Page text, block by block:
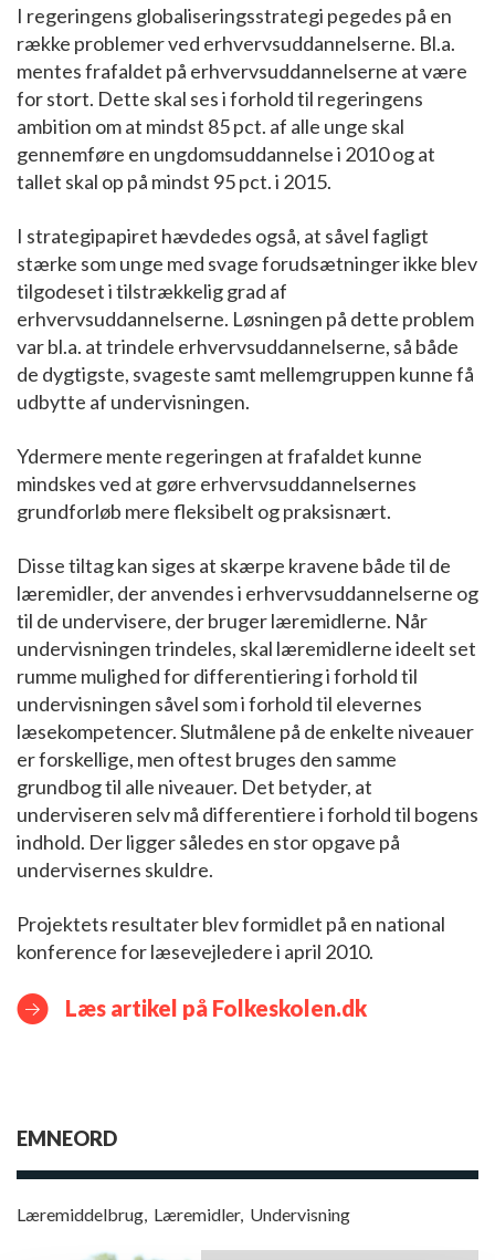
I regeringens globaliseringsstrategi pegedes på en
række problemer ved erhvervsuddannelserne. Bl.a.
mentes frafaldet på erhvervsuddannelserne at være
for stort. Dette skal ses i forhold til regeringens
ambition om at mindst 85 pct. af alle unge skal
gennemføre en ungdomsuddannelse i 2010 og at
tallet skal op på mindst 95 pct. i 2015.
I strategipapiret hævdedes også, at såvel fagligt
stærke som unge med svage forudsætninger ikke blev
tilgodeset i tilstrækkelig grad af
erhvervsuddannelserne. Løsningen på dette problem
var bl.a. at trindele erhvervsuddannelserne, så både
de dygtigste, svageste samt mellemgruppen kunne få
udbytte af undervisningen.
Ydermere mente regeringen at frafaldet kunne
mindskes ved at gøre erhvervsuddannelsernes
grundforløb mere fleksibelt og praksisnært.
Disse tiltag kan siges at skærpe kravene både til de
læremidler, der anvendes i erhvervsuddannelserne og
til de undervisere, der bruger læremidlerne. Når
undervisningen trindeles, skal læremidlerne ideelt set
rumme mulighed for differentiering i forhold til
undervisningen såvel som i forhold til elevernes
læsekompetencer. Slutmålene på de enkelte niveauer
er forskellige, men oftest bruges den samme
grundbog til alle niveauer. Det betyder, at
underviseren selv må differentiere i forhold til bogens
indhold. Der ligger således en stor opgave på
undervisernes skuldre.
Projektets resultater blev formidlet på en national
konference for læsevejledere i april 2010.
Læs artikel på Folkeskolen.dk
EMNEORD
Læremiddelbrug Læremidler, Undervisning